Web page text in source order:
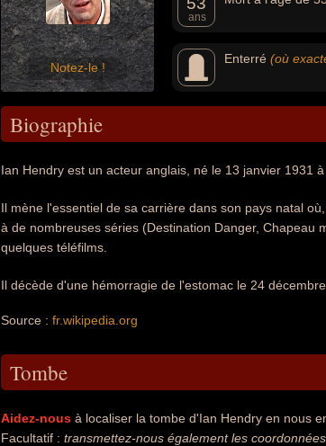
Notez-le !
ans
Enterré (où
Biographie
Ian Hendry est un acteur anglais, né le 13 janvier 1931
Il mène l'essentiel de sa carrière dans son pays natal
à de nombreuses séries (Destination Danger, Chapeau
quelques téléfilms.
Il décède d'une hémorragie de l'estomac le 24 décembre
Source : fr.wikipedia.org
Tombe
Aidez-nous à localiser la tombe d'Ian Hendry en nous
Facultatif : transmettez-nous également les